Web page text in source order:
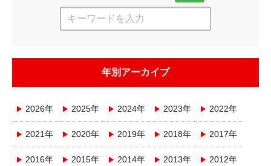
年別アーカイブ
2026年 2025年 2024年 2023年 2022年
2021年 2020年 2019年 2018年 2017年
2016年 2015年 2014年 2013年 2012年